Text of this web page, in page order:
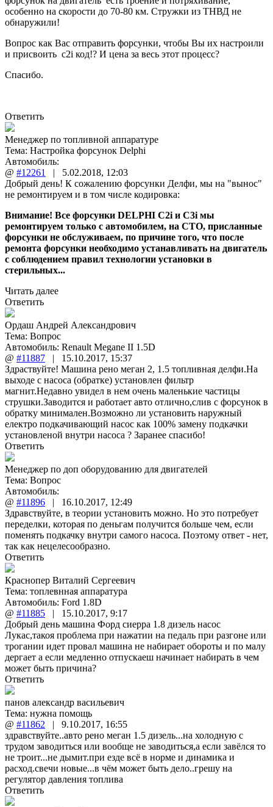
особенно на скорости до 70-80 км. Стружки из ТНВД не
обнаружили!
Вопрос как Вас отправить форсунки, чтобы Вы их настроили
и присвоить c2i код!? И цена за весь этот процесс?
Спасибо.
Ответить
Менеджер по топливной аппаратуре
Тема: Настройка форсунок Delphi
Автомобиль:
@ #12261 | 5.02.2018, 12:03
Добрый день! К сожалению форсунки Делфи, мы на "вынос"
не ремонтируем и в том числе кодировка:
Внимание! Все форсунки DELPHI С2i и C3i мы
ремонтируем только с автомобилем, на СТО, присланные
форсунки не обслуживаем, по причине того, что после
ремонта форсунки необходимо устанавливать на двигатель
с соблюдением правил технологии установки в
стерильных...
Читать далее
Ответить
Ордаш Андрей Александрович
Тема: Вопрос
Автомобиль: Renault Megane II 1.5D
@ #11887 | 15.10.2017, 15:37
Здраствуйте! Машина рено меган 2, 1.5 топливная делфи.На
выходе с насоса (обратке) установлен фильтр
магнит.Недавно увидел в нем очень маленькие частицы
струшки.Заводится и работает авто отлично,слив с форсунок в
обратку минимален.Возможно ли установить наружный
електро подкачивающий насос как 100% замену подкачки
установленой внутри насоса ? Заранее спасибо!
Ответить
Менеджер по доп оборудованию для двигателей
Тема: Вопрос
Автомобиль:
@ #11896 | 16.10.2017, 12:49
Здравствуйте, в теории установить можно. Но это потребует
переделки, которая по деньгам получится больше чем, если
поменять подкачку внутри самого насоса. Поэтому ответ - нет,
так как нецелесообразно.
Ответить
Краснопер Виталий Сергеевич
Тема: топлевнная аппаратура
Автомобиль: Ford 1.8D
@ #11885 | 15.10.2017, 9:17
Добрый день машина Форд сиерра 1.8 дизель насос
Лукас,такоя проблема при нажатии на педаль при разгоне или
трогании идет провал машина не набирает обороты и по малу
дергает а если медленно отпускаеш начинает набирать в чем
может быть причина?
Ответить
панов александр васильевич
Тема: нужна помощь
@ #11862 | 9.10.2017, 16:55
здравствуйте..авто рено меган 1.5 дизель...на холодную с
трудом заводиться или вообще не заводиться,а если завёлся то
не троит...не дымит.при езде всё в норме и динамика и
расход.свечи новые...в чём может быть дело..грешу на
регулятор давления топлива
Ответить